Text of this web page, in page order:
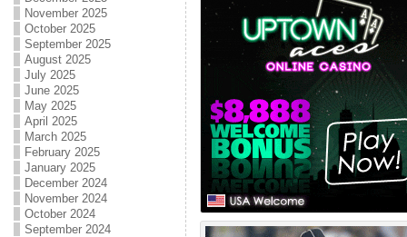
November 2025
October 2025
September 2025
August 2025
July 2025
June 2025
May 2025
April 2025
March 2025
February 2025
January 2025
December 2024
November 2024
October 2024
September 2024